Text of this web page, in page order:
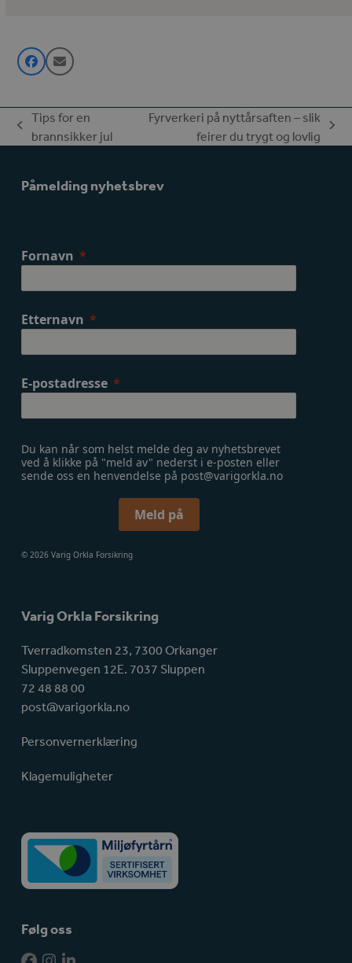
previous
Tips for en
brannsikker jul
Fyrverkeri på nyttårsaften – slik
feirer du trygt og lovlig
Påmelding nyhetsbrev
Fornavn
Etternavn
E-postadresse
Du kan når som helst melde deg av nyhetsbrevet
ved å klikke på "meld av" nederst i e-posten eller
sende oss en henvendelse på post@varigorkla.no
Meld på
© 2026 Varig Orkla Forsikring
Varig Orkla Forsikring
Tverradkomsten 23, 7300 Orkanger
Sluppenvegen 12E. 7037 Sluppen
72 48 88 00
post@varigorkla.no
Personvernerklæring
Klagemuligheter
Følg oss